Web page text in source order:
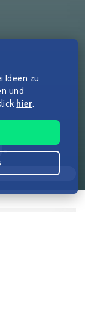
Ideen zu
und
hier.